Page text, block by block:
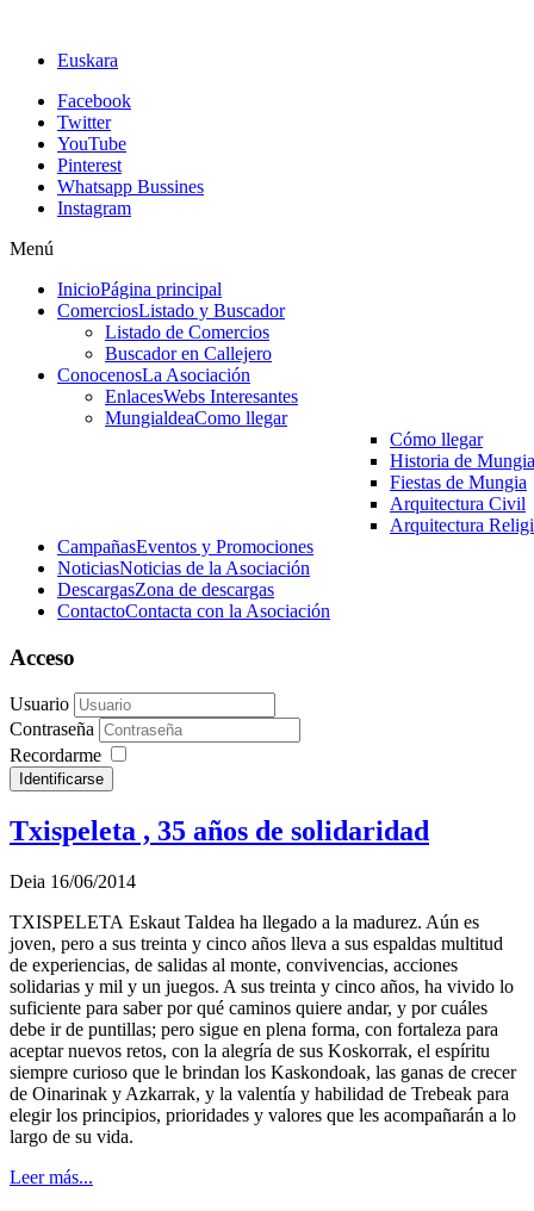
Euskara
Facebook
Twitter
YouTube
Pinterest
Whatsapp Bussines
Instagram
Menú
InicioPágina principal
ComerciosListado y Buscador
Listado de Comercios
Buscador en Callejero
ConocenosLa Asociación
EnlacesWebs Interesantes
MungialdeaComo llegar
Cómo llegar
Historia de Mungia
Fiestas de Mungia
Arquitectura Civil
Arquitectura
CampañasEventos y Promociones
NoticiasNoticias de la Asociación
DescargasZona de descargas
ContactoContacta con la Asociación
Acceso
Usuario
Contraseña
Recordarme
Identificarse
Txispeleta , 35 años de solidaridad
Deia 16/06/2014
TXISPELETA Eskaut Taldea ha llegado a la madurez. Aún es
joven, pero a sus treinta y cinco años lleva a sus espaldas multitud
de experiencias, de salidas al monte, convivencias, acciones
solidarias y mil y un juegos. A sus treinta y cinco años, ha vivido lo
suficiente para saber por qué caminos quiere andar, y por cuáles
debe ir de puntillas; pero sigue en plena forma, con fortaleza para
aceptar nuevos retos, con la alegría de sus Koskorrak, el espíritu
siempre curioso que le brindan los Kaskondoak, las ganas de crecer
de Oinarinak y Azkarrak, y la valentía y habilidad de Trebeak para
elegir los principios, prioridades y valores que les acompañarán a lo
largo de su vida.
Leer más...